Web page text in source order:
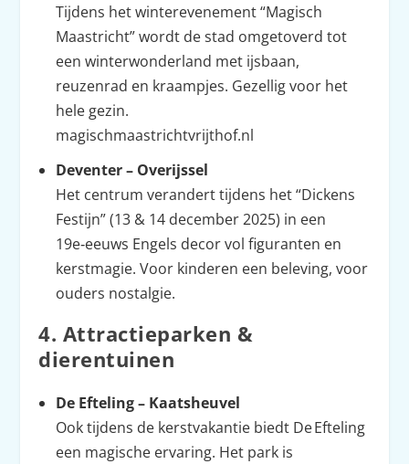
Tijdens het winterevenement “Magisch
Maastricht” wordt de stad omgetoverd tot
een winterwonderland met ijsbaan,
reuzenrad en kraampjes. Gezellig voor het
hele gezin.
magischmaastrichtvrijthof.nl
Deventer – Overijssel
Het centrum verandert tijdens het “Dickens
Festijn” (13 & 14 december 2025) in een
19e‑eeuws Engels decor vol figuranten en
kerstmagie. Voor kinderen een beleving, voor
ouders nostalgie.
4. Attractieparken &
dierentuinen
De Efteling – Kaatsheuvel
Ook tijdens de kerstvakantie biedt De Efteling
een magische ervaring. Het park is